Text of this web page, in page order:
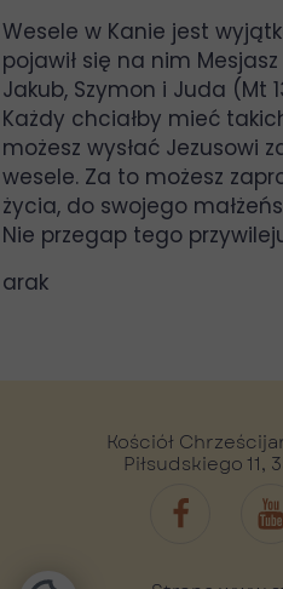
Kościół
Piłsudskiego 11,
Wesele w Kanie jest
pojawił się na nim
Jakub, Szymon i Juda (Mt
Każdy chciałby mieć
możesz wysłać Jezusowi
wesele. Za to możesz
życia, do swojego
Nie przegap tego
arak